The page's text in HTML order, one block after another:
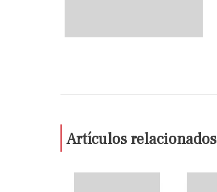
Artículos relacionados